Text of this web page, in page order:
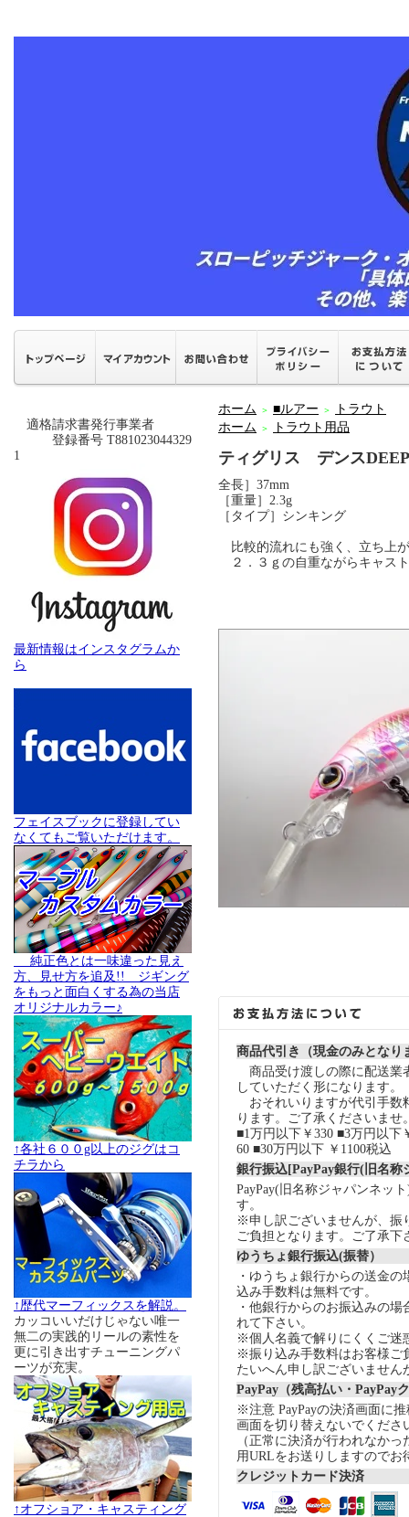
適格請求書発行事業者
登録番号 T881023044329
1
最新情報はインスタグラムか
ら
フェイスブックに登録してい
なくてもご覧いただけます。
純正色とは一味違った見え
方、見せ方を追及!! ジギング
をもっと面白くする為の当店
オリジナルカラー♪
↑各社６００g以上のジグはコ
チラから
↑歴代マーフィックスを解説。
カッコいいだけじゃない唯一
無二の実践的リールの素性を
更に引き出すチューニングパ
ーツが充実。
↑オフショア・キャスティング
ホーム ＞ ■ルアー ＞
トラウト
ホーム
＞ トラウト用品
ティグリス デンス
全長］37mm
［重量］2.3g
［タイプ］シンキング
比較的流れにも強く、立ち上
２．３ｇの自重ながらキャス
商品代引き（現金のみとなり
商品受け渡しの際に配送業
していただく形になります。
おそれいりますが代引手数
ります。ご了承くださいませ
■1万円以下￥330 ■3万円以下
60 ■30万円以下 ￥1100税込
銀行振込[PayPay銀行(旧名称
PayPay(旧名称ジャパンネッ
す。
※申し訳ございませんが、振
ご負担となります。ご了承下
ゆうちょ銀行振込(振替）
・ゆうちょ銀行からの送金
込み手数料は無料です。
・他銀行からのお振込みの場
れて下さい。
※個人名義で解りにくくご迷
※振り込み手数料はお客様ご
たいへん申し訳ございません
PayPay（残高払い・PayPay
※注意 PayPayの決済画面に
画面を切り替えないでくださ
（正常に決済が行われなか
用URLをお送りしますのでお
クレジットカード決済